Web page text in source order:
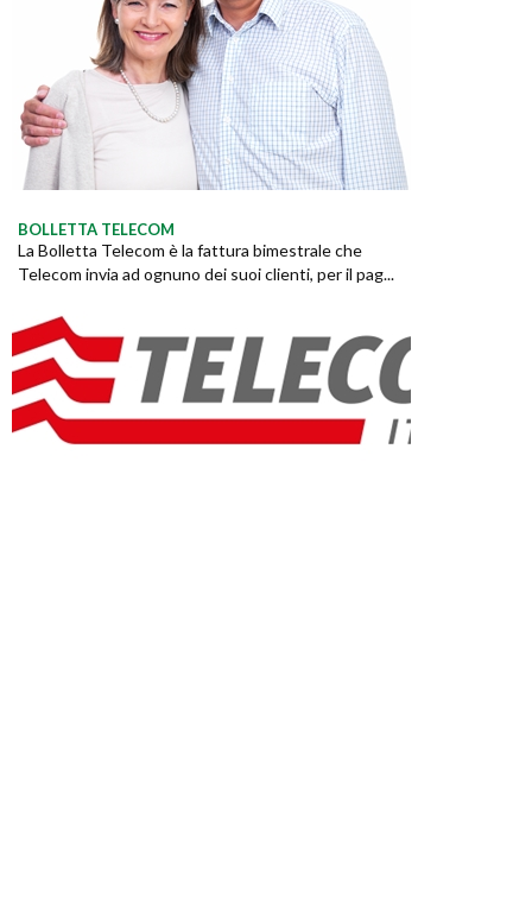
BOLLETTA TELECOM
La Bolletta Telecom è la fattura bimestrale che
Telecom invia ad ognuno dei suoi clienti, per il pag...